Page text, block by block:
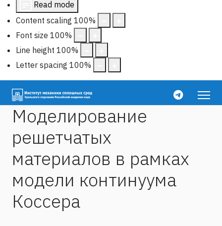
Read mode
Content scaling 100%
Font size 100%
Line height 100%
Letter spacing 100%
Моделирование
решетчатых
материалов в рамках
модели континуума
Коссера